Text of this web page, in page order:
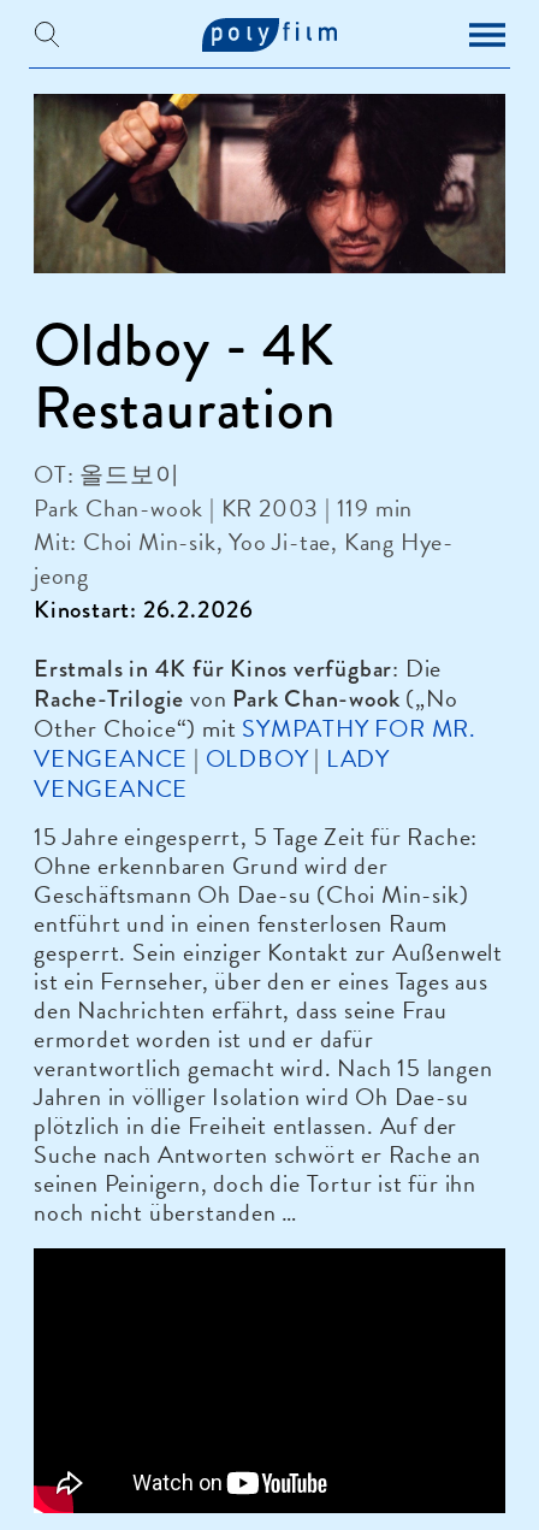
Oldboy - 4K
Restauration
OT: 올드보이
Park Chan-wook | KR 2003 | 119 min
Mit: Choi Min-sik, Yoo Ji-tae, Kang Hye-
jeong
Kinostart: 26.2.2026
Erstmals in 4K für Kinos verfügbar: Die
Rache-Trilogie von Park Chan-wook („No
Other Choice“) mit SYMPATHY FOR MR.
VENGEANCE | OLDBOY| LADY
VENGEANCE
15 Jahre eingesperrt, 5 Tage Zeit für Rache:
Ohne erkennbaren Grund wird der
Geschäftsmann Oh Dae-su (Choi Min-sik)
entführt und in einen fensterlosen Raum
gesperrt. Sein einziger Kontakt zur Außenwelt
ist ein Fernseher, über den er eines Tages aus
den Nachrichten erfährt, dass seine Frau
ermordet worden ist und er dafür
verantwortlich gemacht wird. Nach 15 langen
Jahren in völliger Isolation wird Oh Dae-su
plötzlich in die Freiheit entlassen. Auf der
Suche nach Antworten schwört er Rache an
seinen Peinigern, doch die Tortur ist für ihn
noch nicht überstanden …